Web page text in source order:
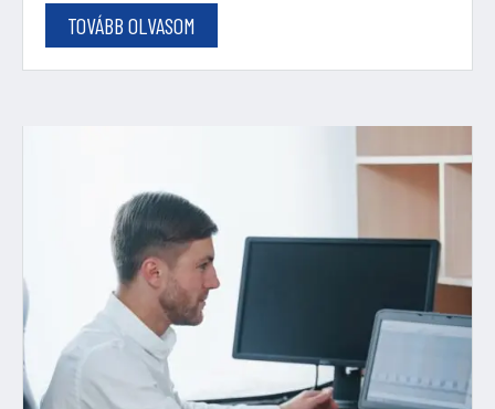
TOVÁBB OLVASOM